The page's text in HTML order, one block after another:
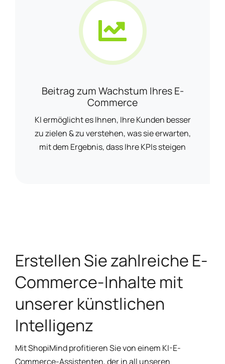
Beitrag zum Wachstum Ihres E-
Commerce
KI ermöglicht es Ihnen, Ihre Kunden besser
zu zielen & zu verstehen, was sie erwarten,
mit dem Ergebnis, dass Ihre KPIs steigen
Erstellen Sie zahlreiche E-
Commerce-Inhalte mit
unserer künstlichen
Intelligenz
Mit ShopiMind profitieren Sie von einem KI-E-
Commerce-Assistenten, der in all unseren